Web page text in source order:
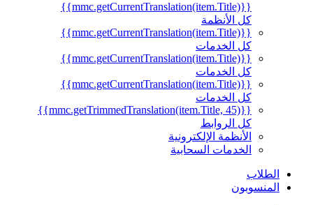
{{mmc.getCurrentTranslation(item.Title)}}
كل الأنظمة
{{mmc.getCurrentTranslation(item.Title)}}
كل الخدمات
{{mmc.getCurrentTranslation(item.Title)}}
كل الخدمات
{{mmc.getCurrentTranslation(item.Title)}}
كل الخدمات
{{mmc.getTrimmedTranslation(item.Title, 45)}}
كل الروابط
الأنظمة الإلكترونية
الخدمات السحابية
الطلاب
المنسوبون